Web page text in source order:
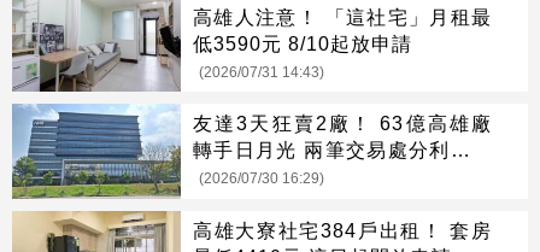
高雄人注意！ 「這社宅」月租最
低3590元 8/10起放申請
(2026/07/31 14:43)
友達3天狂賣2廠！ 63億高雄廠
轉手日月光 兩筆交易處分利益估
176.7億
(2026/07/30 16:29)
高雄大寮社宅384戶出租！ 套房